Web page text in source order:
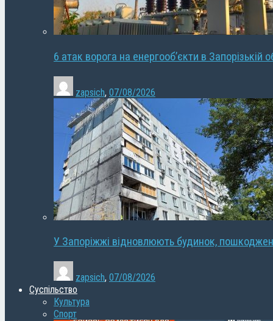
6 атак ворога на енергооб’єкти в Запорізькій
zapsich, 07/08/2026
У Запоріжжі відновлюють будинок,
zapsich, 07/08/2026
Суспільство
Культура
Спорт